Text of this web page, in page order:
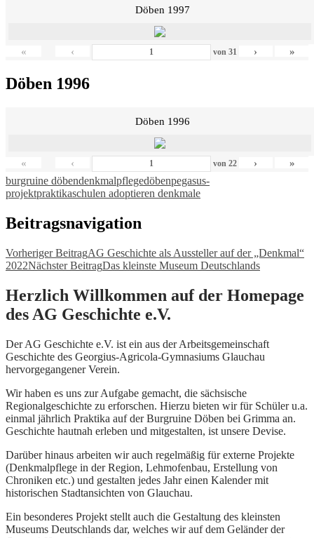
Döben 1997
« ‹ von 31 › »
Döben 1996
Döben 1996
« ‹ von 22 › »
burgruine döbendenkmalpflegedöbenpegasus-
projektpraktikaschulen adoptieren denkmale
Beitragsnavigation
Vorheriger BeitragAG Geschichte als Aussteller auf der „Denkmal“
2022Nächster BeitragDas kleinste Museum Deutschlands
Herzlich Willkommen auf der Homepage
des AG Geschichte e.V.
Der AG Geschichte e.V. ist ein aus der Arbeitsgemeinschaft
Geschichte des Georgius-Agricola-Gymnasiums Glauchau
hervorgegangener Verein.
Wir haben es uns zur Aufgabe gemacht, die sächsische
Regionalgeschichte zu erforschen. Hierzu bieten wir für Schüler u.a.
einmal jährlich Praktika auf der Burgruine Döben bei Grimma an.
Geschichte hautnah erleben und mitgestalten, ist unsere Devise.
Darüber hinaus arbeiten wir auch regelmäßig für externe Projekte
(Denkmalpflege in der Region, Lehmofenbau, Erstellung von
Chroniken etc.) und gestalten jedes Jahr einen Kalender mit
historischen Stadtansichten von Glauchau.
Ein besonderes Projekt stellt auch die Gestaltung des kleinsten
Museums Deutschlands dar, welches wir auf dem Geländer der